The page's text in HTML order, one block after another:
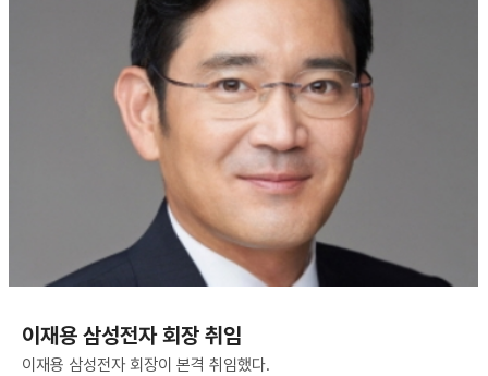
이재용 삼성전자 회장 취임
이재용 삼성전자 회장이 본격 취임했다.